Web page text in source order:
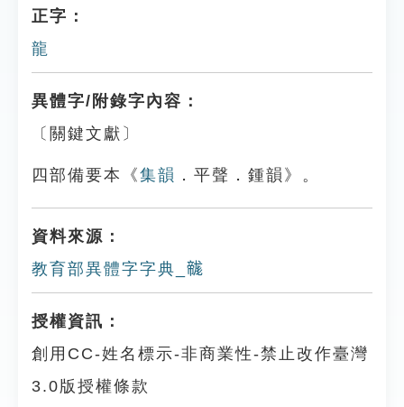
正字：
龍
異體字/附錄字內容：
〔關鍵文獻〕
四部備要本《集韻 ．平聲．鍾韻》。
資料來源：
教育部異體字字典_𢅛
授權資訊：
創用CC-姓名標示-非商業性-禁止改作臺灣
3.0版授權條款